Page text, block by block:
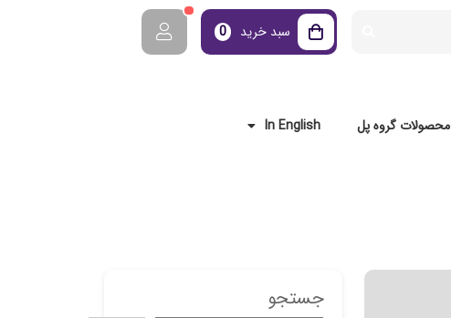
سبد خرید 0
محصولات گروه پل In English
جستجو